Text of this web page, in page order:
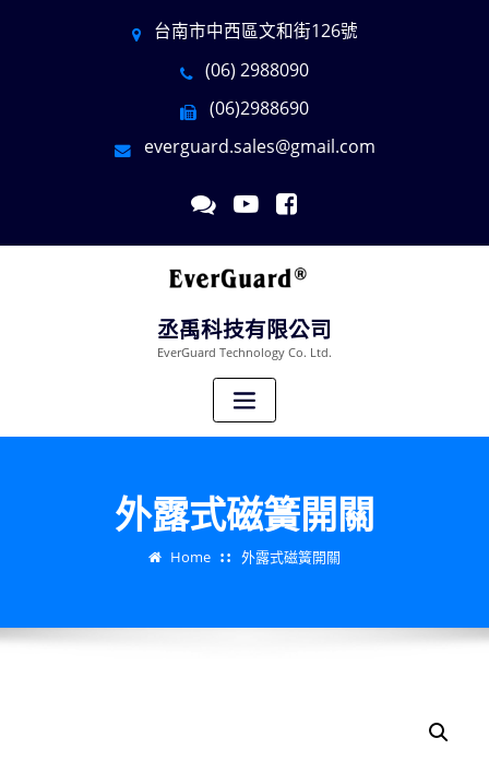
台南市中西區文和街126號
(06) 2988090
(06)2988690
everguard.sales@gmail.com
丞禹科技有限公司
EverGuard Technology Co. Ltd.
外露式磁簧開關
Home 外露式磁簧開關